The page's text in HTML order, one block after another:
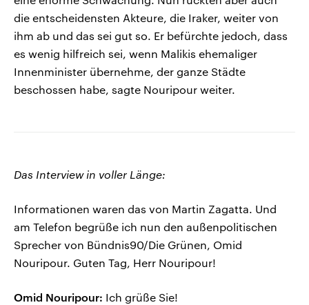
die entscheidensten Akteure, die Iraker, weiter von
ihm ab und das sei gut so. Er befürchte jedoch, dass
es wenig hilfreich sei, wenn Malikis ehemaliger
Innenminister übernehme, der ganze Städte
beschossen habe, sagte Nouripour weiter.
Das Interview in voller Länge:
Informationen waren das von Martin Zagatta. Und
am Telefon begrüße ich nun den außenpolitischen
Sprecher von Bündnis90/Die Grünen, Omid
Nouripour. Guten Tag, Herr Nouripour!
Omid Nouripour: Ich grüße Sie!